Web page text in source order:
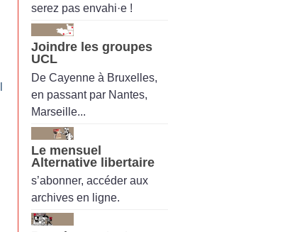
serez pas envahi·e !
Joindre les groupes
UCL
De Cayenne à Bruxelles,
en passant par Nantes,
Marseille...
Le mensuel
Alternative libertaire
s’abonner, accéder aux
archives en ligne.